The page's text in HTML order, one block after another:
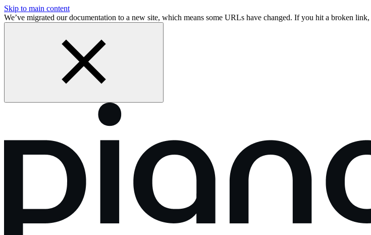
Skip to main content
We’ve migrated our documentation to a new site, which means some URLs have changed. If you hit a broken link,